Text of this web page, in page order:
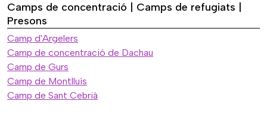
Camps de concentració | Camps de refugiats |
Presons
Camp d'Argelers
Camp de concentració de Dachau
Camp de Gurs
Camp de Montlluís
Camp de Sant Cebrià